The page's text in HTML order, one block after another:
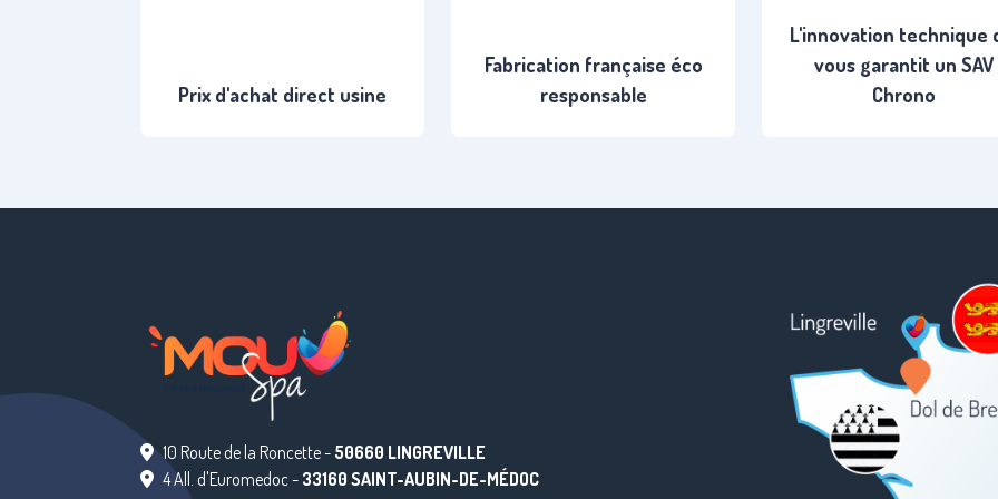
Prix d'achat direct usine
Fabrication française éco
responsable
L'innovation technique
vous garantit un SAV
Chrono
10 Route de la Roncette - 50660 LINGREVILLE
4 All. d'Euromedoc - 33160 SAINT-AUBIN-DE-MÉDOC